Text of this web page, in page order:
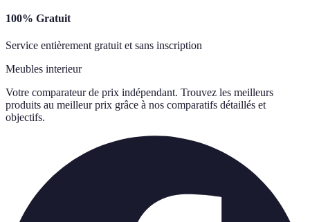
100% Gratuit
Service entièrement gratuit et sans inscription
Meubles interieur
Votre comparateur de prix indépendant. Trouvez les meilleurs
produits au meilleur prix grâce à nos comparatifs détaillés et
objectifs.